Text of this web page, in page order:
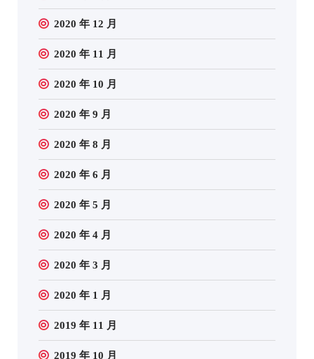
2020 年 12 月
2020 年 11 月
2020 年 10 月
2020 年 9 月
2020 年 8 月
2020 年 6 月
2020 年 5 月
2020 年 4 月
2020 年 3 月
2020 年 1 月
2019 年 11 月
2019 年 10 月